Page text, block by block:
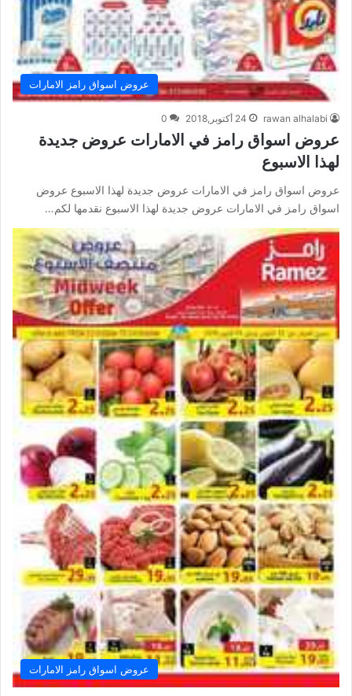
عروض اسواق رامز الامارات
rawan alhalabi 24 أكتوبر,2018 0
عروض اسواق رامز في الامارات عروض جديدة
لهذا الاسبوع
عروض اسواق رامز في الامارات عروض جديدة لهذا الاسبوع عروض
اسواق رامز في الامارات عروض جديدة لهذا الاسبوع نقدمها لكم…
عروض اسواق رامز الامارات